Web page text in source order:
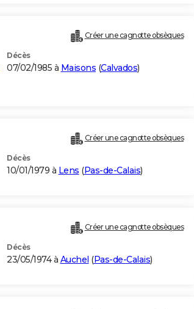
Créer une cagnotte obsèques
Décès
07/02/1985 à Maisons (Calvados)
Créer une cagnotte obsèques
Décès
10/01/1979 à Lens (Pas-de-Calais)
Créer une cagnotte obsèques
Décès
23/05/1974 à Auchel (Pas-de-Calais)